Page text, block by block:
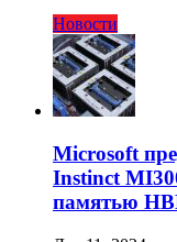
Новости
Microsoft
Instinct
памятью